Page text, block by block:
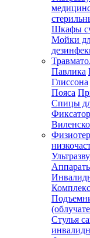
Шкафы
Мойки
Павлика
Глиссона
Пояса
Спицы
Стулья